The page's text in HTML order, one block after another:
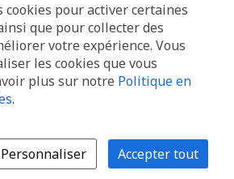
pour activer certaines
que pour collecter des
votre expérience. Vous
les cookies que vous
plus sur notre Politique en
.
Personnaliser Accepter tout